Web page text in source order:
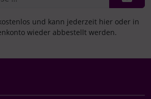
und kann jederzeit hier oder in
wieder abbestellt werden.